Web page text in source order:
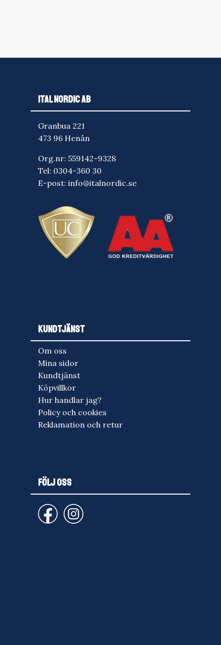
ITAL NORDIC AB
Granbua 221
473 96 Henån
Org.nr: 559142-9328
Tel: 0304-360 30
E-post: info@italnordic.se
KUNDTJÄNST
Om oss
Mina sidor
Kundtjänst
Köpvillkor
Hur handlar jag?
Policy och cookies
Reklamation och retur
FÖLJ OSS